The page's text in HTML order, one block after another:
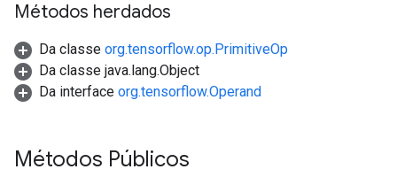
Métodos herdados
Da classe org.tensorflow.op.PrimitiveOp
Da classe java.lang.Object
Da interface org.tensorflow.Operand
Métodos Públicos